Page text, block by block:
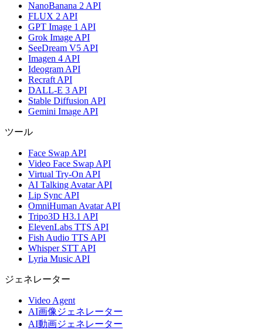
NanoBanana 2 API
FLUX 2 API
GPT Image 1 API
Grok Image API
SeeDream V5 API
Imagen 4 API
Ideogram API
Recraft API
DALL-E 3 API
Stable Diffusion API
Gemini Image API
ツール
Face Swap API
Video Face Swap API
Virtual Try-On API
AI Talking Avatar API
Lip Sync API
OmniHuman Avatar API
Tripo3D H3.1 API
ElevenLabs TTS API
Fish Audio TTS API
Whisper STT API
Lyria Music API
ジェネレーター
Video Agent
AI画像ジェネレーター
AI動画ジェネレーター